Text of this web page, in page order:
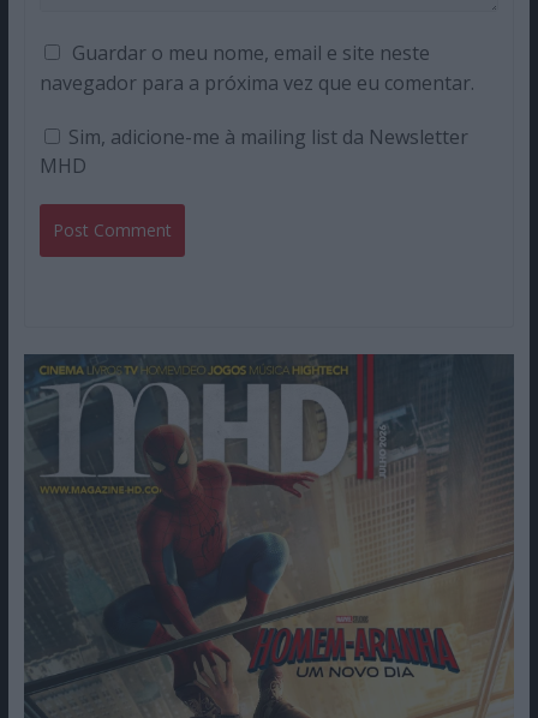
Guardar o meu nome, email e site neste
navegador para a próxima vez que eu comentar.
Sim, adicione-me à mailing list da Newsletter
MHD